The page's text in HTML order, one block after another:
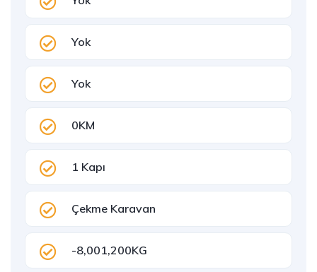
Yok
Yok
0KM
1 Kapı
Çekme Karavan
-8,001,200KG